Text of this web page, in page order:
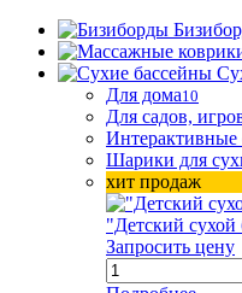
Для дома10
Для садов,
Интерактивные
Шарики для
хит продаж
"Детский
Запросить цену